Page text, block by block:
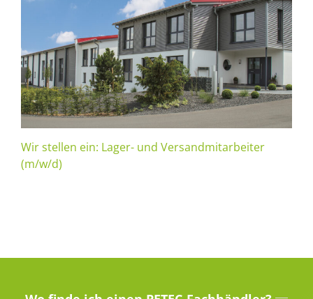
Wir stellen ein: Lager- und Versandmitarbeiter
(m/w/d)